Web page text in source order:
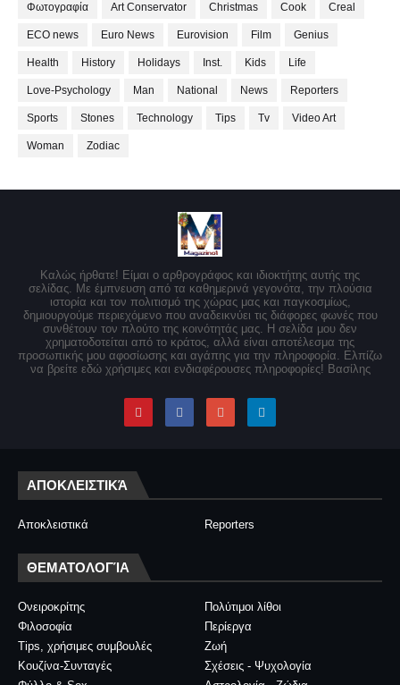
Φωτογραφία Art Conservator Christmas Cook Creal
ECO news Euro News Eurovision Film Genius
Health History Holidays Inst. Kids Life
Love-Psychology Man National News Reporters
Sports Stones Technology Tips Tv Video Art
Woman Zodiac
Καλώς ήρθατε! Είμαι ο αρθρογράφος και ιδιοκτήτης αυτής της
σελίδας. Με έμπνευση από τα καθημερινά γεγονότα, την πλούσια
ιστορία και τον πολιτισμό της χώρας μας και παγκοσμίως,
δημιουργούμε περιεχόμενο που αναδεικνύει τις διάφορες φωνές που
συνθέτουν τον πλούτο της κοινότητάς μας. Η σελίδα μου δεν
χρηματοδοτείται από το κράτος, αλλά είναι αποτέλεσμα της
προσωπικής μου αφοσίωσης και αγάπης για την πληροφορία. Ελπίζω
να βρείτε εδώ χρήσιμες και ενδιαφέρουσες πληροφορίες! Βασίλης
ΑΠΟΚΛΕΙΣΤΙΚΆ
Αποκλειστικά Reporters
ΘΕΜΑΤΟΛΟΓΊΑ
Ονειροκρίτης
Πολύτιμοι λίθοι
Φιλοσοφία
Περίεργα
Tips, χρήσιμες συμβουλές
Ζωή
Κουζίνα-Συνταγές
Σχέσεις - Ψυχολογία